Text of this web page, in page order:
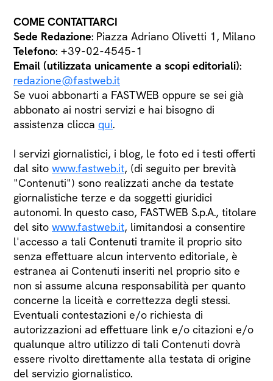
COME CONTATTARCI
Sede Redazione: Piazza Adriano Olivetti 1, Milano
Telefono: +39-02-4545-1
Email (utilizzata unicamente a scopi editoriali):
redazione@fastweb.it
Se vuoi abbonarti a FASTWEB oppure se sei già
abbonato ai nostri servizi e hai bisogno di
assistenza clicca qui.
I servizi giornalistici, i blog, le foto ed i testi offerti
dal sito www.fastweb.it, (di seguito per brevità
"Contenuti") sono realizzati anche da testate
giornalistiche terze e da soggetti giuridici
autonomi. In questo caso, FASTWEB S.p.A., titolare
del sito www.fastweb.it, limitandosi a consentire
l'accesso a tali Contenuti tramite il proprio sito
senza effettuare alcun intervento editoriale, è
estranea ai Contenuti inseriti nel proprio sito e
non si assume alcuna responsabilità per quanto
concerne la liceità e correttezza degli stessi.
Eventuali contestazioni e/o richiesta di
autorizzazioni ad effettuare link e/o citazioni e/o
qualunque altro utilizzo di tali Contenuti dovrà
essere rivolto direttamente alla testata di origine
del servizio giornalistico.